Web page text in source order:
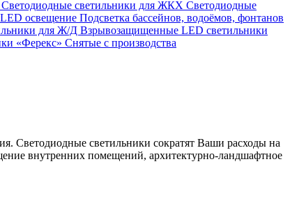
Светодиодные светильники для ЖКХ Светодиодные
освещение Подсветка бассейнов, водоёмов, фонтанов
для Ж/Д Взрывозащищенные LED светильники
«Ферекс» Снятые с производства
Светодиодные светильники сократят Ваши расходы на
внутренних помещений, архитектурно-ландшафтное